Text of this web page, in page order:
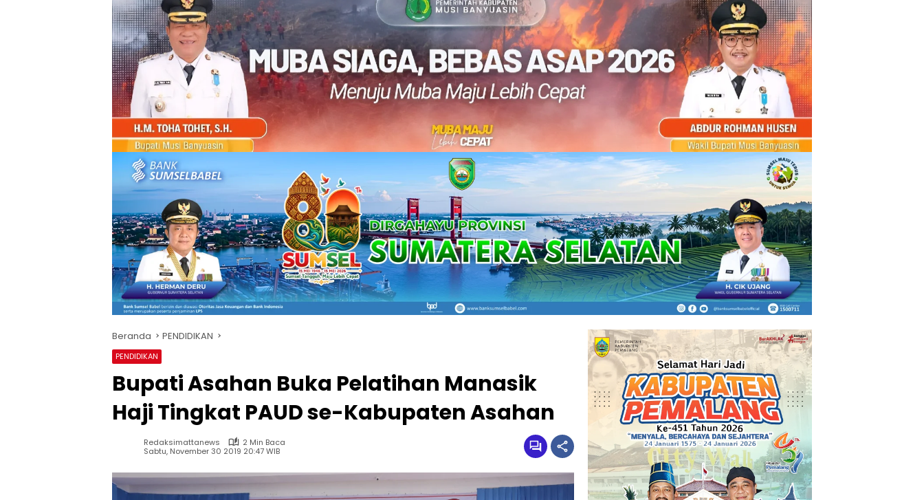
Beranda PENDIDIKAN
PENDIDIKAN
Bupati Asahan Buka Pelatihan Manasik
Haji Tingkat PAUD se-Kabupaten Asahan
Redaksimattanews
2 Min Baca
Sabtu, November 30 2019 20:47 WIB